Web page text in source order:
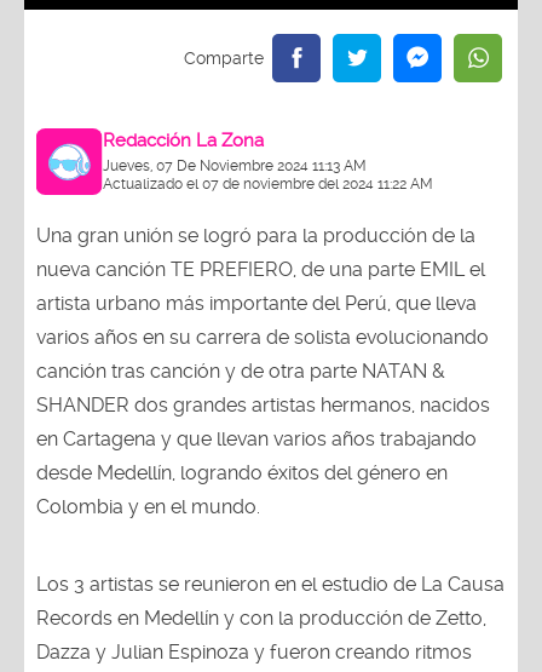
Redacción La Zona
Jueves, 07 De Noviembre 2024 11:13 AM
Actualizado el 07 de noviembre del 2024 11:22 AM
Una gran unión se logró para la producción de la
nueva canción TE PREFIERO, de una parte EMIL el
artista urbano más importante del Perú, que lleva
varios años en su carrera de solista evolucionando
canción tras canción y de otra parte NATAN &
SHANDER dos grandes artistas hermanos, nacidos
en Cartagena y que llevan varios años trabajando
desde Medellín, logrando éxitos del género en
Colombia y en el mundo.
Los 3 artistas se reunieron en el estudio de La Causa
Records en Medellín y con la producción de Zetto,
Dazza y Julian Espinoza y fueron creando ritmos